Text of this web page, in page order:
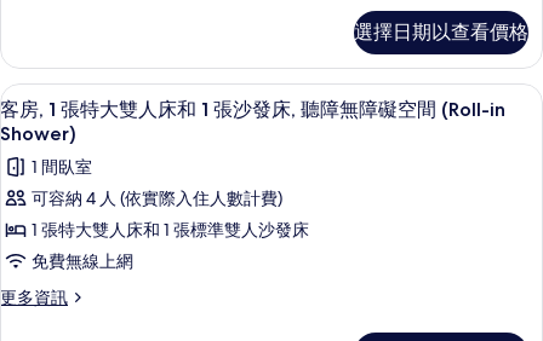
所
有
相
片
詳
情
雙
人
床
和
張
沙
發
床,
1
張
特
大
人
床
張
發
選擇日期以查看價格
顯
示
客
房,
1
張
大
客房內保險箱、書桌、筆電工作空間
7
客房, 1 張特大雙人床和 1 張沙發床, 聽障無障礙空間 (Roll-in
Shower)
1 間臥室
可容納 4 人 (依實際入住人數計費)
1 張特大雙人床和 1 張標準雙人沙發床
免費無線上網
更多資訊
更